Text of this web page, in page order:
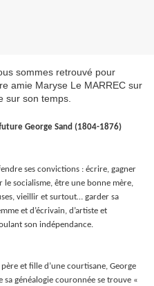
sommes retrouvé pour
amie Maryse Le MARREC sur
sur son temps.
George Sand (1804-1876)
ses convictions : écrire, gagner
socialisme, être une bonne mère,
vieillir et surtout… garder sa
et d’écrivain, d’artiste et
son indépendance.
et fille d’une courtisane, George
sa généalogie couronnée se trouve «